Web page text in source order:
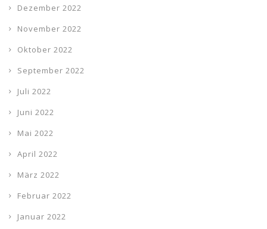
Dezember 2022
November 2022
Oktober 2022
September 2022
Juli 2022
Juni 2022
Mai 2022
April 2022
März 2022
Februar 2022
Januar 2022